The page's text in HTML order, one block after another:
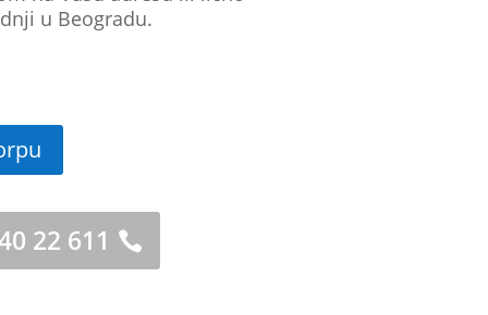
u Beogradu.
22 611